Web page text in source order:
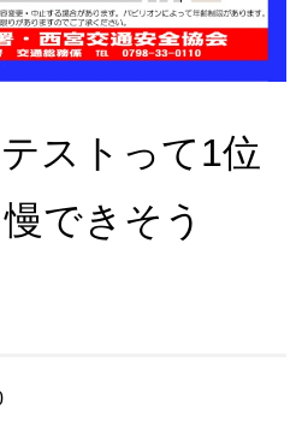
ストって1位
できそう